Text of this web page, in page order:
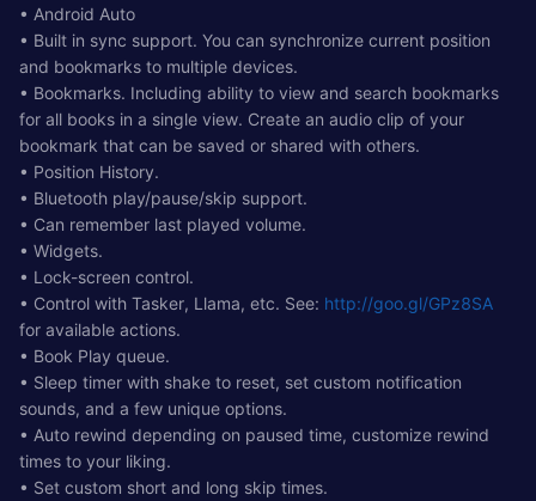
• Android Auto
• Built in sync support. You can synchronize current position
and bookmarks to multiple devices.
• Bookmarks. Including ability to view and search bookmarks
for all books in a single view. Create an audio clip of your
bookmark that can be saved or shared with others.
• Position History.
• Bluetooth play/pause/skip support.
• Can remember last played volume.
• Widgets.
• Lock-screen control.
• Control with Tasker, Llama, etc. See: http://goo.gl/GPz8SA
for available actions.
• Book Play queue.
• Sleep timer with shake to reset, set custom notification
sounds, and a few unique options.
• Auto rewind depending on paused time, customize rewind
times to your liking.
• Set custom short and long skip times.